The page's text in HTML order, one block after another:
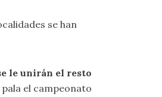
se han
le unirán el resto
el campeonato